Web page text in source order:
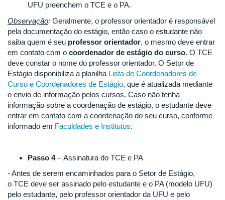
UFU preenchem o TCE e o PA.
Observação: Geralmente, o professor orientador é responsável
pela documentação do estágio, então caso o estudante não
saiba quem é seu professor orientador, o mesmo deve entrar
em contato com o coordenador de estágio do curso. O TCE
deve constar o nome do professor orientador. O Setor de
Estágio disponibiliza a planilha Lista de Coordenadores de
Curso e Coordenadores de Estágio, que é atualizada mediante
o envio de informação pelos cursos. Caso não tenha
informação sobre a coordenação de estágio, o estudante deve
entrar em contato com a coordenação do seu curso, conforme
informado em Faculdades e Institutos.
Passo 4– Assinatura do TCE e PA
- Antes de serem encaminhados para o Setor de Estágio,
o TCE deve ser assinado pelo estudante e o PA (modelo UFU)
pelo estudante, pelo professor orientador da UFU e pelo